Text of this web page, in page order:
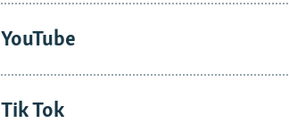
YouTube
Tik Tok